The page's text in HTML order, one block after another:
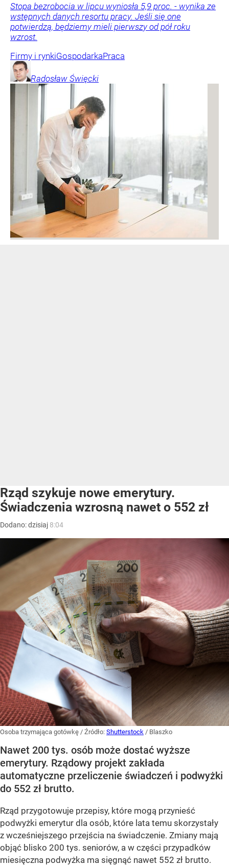
Stopa bezrobocia w lipcu wyniosła 5,9 proc. - wynika ze
wstępnych danych resortu pracy. Jeśli się one
potwierdzą, będziemy mieli pierwszy od pół roku
wzrost.
Firmy i rynkiGospodarkaPraca
Radosław Święcki
Rząd szykuje nowe emerytury.
Świadczenia wzrosną nawet o 552 zł
Dodano:dzisiaj 8:04
Osoba trzymająca gotówkę / Źródło: Shutterstock / Blaszko
Nawet 200 tys. osób może dostać wyższe
emerytury. Rządowy projekt zakłada
automatyczne przeliczenie świadczeń i podwyżki
do 552 zł brutto.
Rząd przygotowuje przepisy, które mogą przynieść
podwyżki emerytur dla osób, które lata temu skorzystały
z wcześniejszego przejścia na świadczenie. Zmiany mają
objąć blisko 200 tys. seniorów, a w części przypadków
miesięczna podwyżka ma sięgnąć nawet 552 zł brutto.